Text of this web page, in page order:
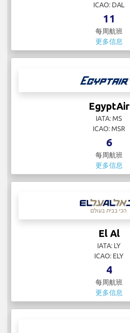
ICAO: DAL
11
每周航班
更多信息
EgyptAir
IATA: MS
ICAO: MSR
6
每周航班
更多信息
El Al
IATA: LY
ICAO: ELY
4
每周航班
更多信息